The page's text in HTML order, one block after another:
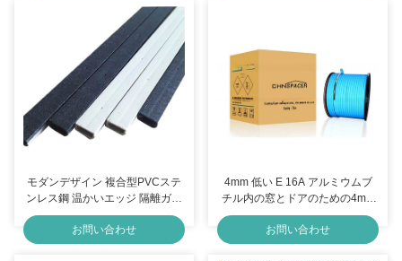
モダンデザイン 複合型PVCステ
ンレス鋼 温かいエッジ 隔離ガラ
ス用 スパッサーバー
お問い合わせ
4mm 低い E 16A アルミウムブ
チル内の窓とドアのための4mm
隔熱ガラス
お問い合わせ